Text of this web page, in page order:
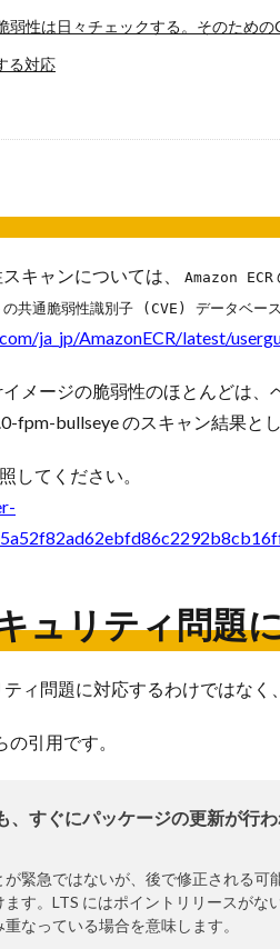
弱性は日々チェックする。そのための
る対応
キャンについては、 Amazon ECR
共通脆弱性識別子 (CVE) データベース
ja_jp/AmazonECR/latest/
メージの脆弱性のほとんどは
fpm-bullseye のスキャン結果と
してください。
ュリティ問題
ィ問題に対応するわけではなく
引用です。
、すぐにパッケージの更新が行
が緊急ではないが、後で修正される
ます。LTS にはポイントリリースが
なっている場合を意味します。